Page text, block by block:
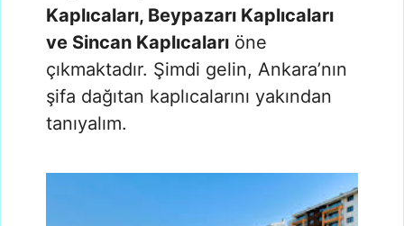
Kaplıcaları, Beypazarı Kaplıcaları
ve Sincan Kaplıcaları öne
çıkmaktadır. Şimdi gelin, Ankara’nın
şifa dağıtan kaplıcalarını yakından
tanıyalım.